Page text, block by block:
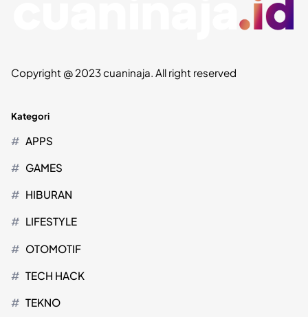
Copyright @ 2023 cuaninaja. All right reserved
Kategori
APPS
GAMES
HIBURAN
LIFESTYLE
OTOMOTIF
TECH HACK
TEKNO